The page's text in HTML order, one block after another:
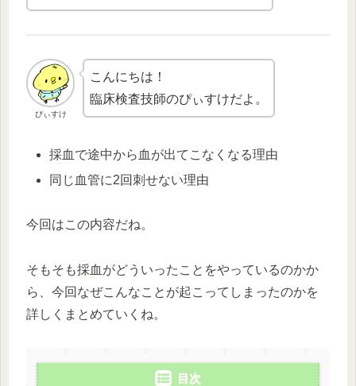
ぴぃすけ
こんにちは！
臨床検査技師のぴぃすけだよ。
採血で途中から血が出てこなくなる理由
同じ血管に2回刺せない理由
今回はこの内容だね。
そもそも採血がどういったことをやっているのかか
ら、今回なぜこんなことが起こってしまったのかを
詳しくまとめていくね。
目次